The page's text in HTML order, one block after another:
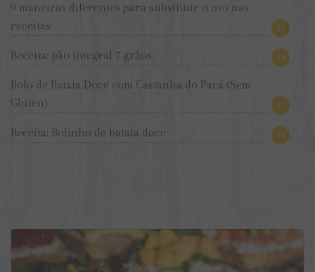
9 maneiras diferentes para substituir o ovo nas
receitas
16
Receita: pão integral 7 grãos 14
Bolo de Batata Doce com Castanha do Pará (Sem
Glúten)
11
Receita: Bolinho de batata doce 10